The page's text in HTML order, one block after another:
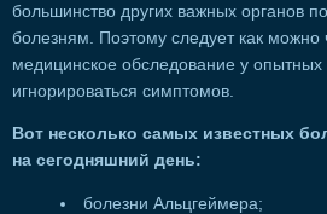
большинство других важных органов
болезням. Поэтому следует как можно
медицинское обследование у
игнорироваться симптомов.
Вот несколько самых известных
на сегодняшний день:
болезни Альцгеймера;